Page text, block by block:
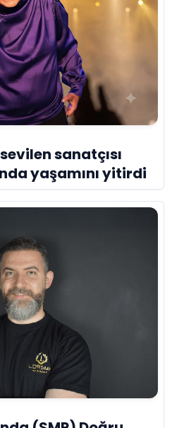
her akşam canlı müzik
dünya mutfağı
en iyi şekilde
Arzu eden
istedikleri
girebilir ve menülerin
kendileri şahit olabilirler.
titiz ve iddialı